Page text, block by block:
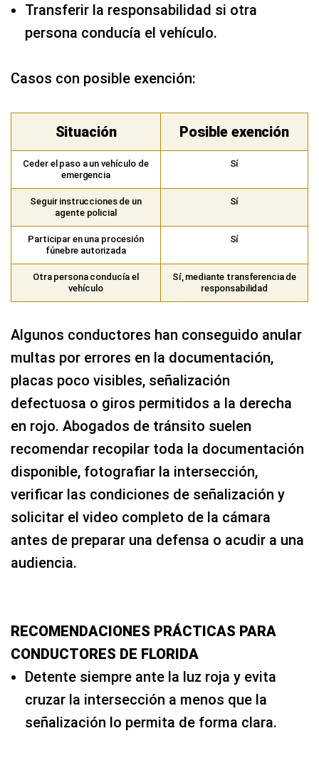
Transferir la responsabilidad si otra
persona conducía el vehículo.
Casos con posible exención:
Situación Posible exención
Ceder el paso a un vehículo de
emergencia
Sí
Seguir instrucciones de un
agente policial
Sí
Participar en una procesión
fúnebre autorizada
Sí
Otra persona conducía el
vehículo
Sí, mediante transferencia de
responsabilidad
Algunos conductores han conseguido anular
multas por errores en la documentación,
placas poco visibles, señalización
defectuosa o giros permitidos a la derecha
en rojo. Abogados de tránsito suelen
recomendar recopilar toda la documentación
disponible, fotografiar la intersección,
verificar las condiciones de señalización y
solicitar el video completo de la cámara
antes de preparar una defensa o acudir a una
audiencia.
RECOMENDACIONES PRÁCTICAS PARA
CONDUCTORES DE FLORIDA
Detente siempre ante la luz roja y evita
cruzar la intersección a menos que la
señalización lo permita de forma clara.